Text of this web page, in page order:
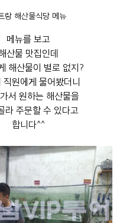
랑 해산물식당 메뉴
메뉴를 보고
산물 맛집인데
해산물이 별로 없지?
직원에게 물어봤더니
서 원하는 해산물을
라 주문할 수 있다고
합니다^^